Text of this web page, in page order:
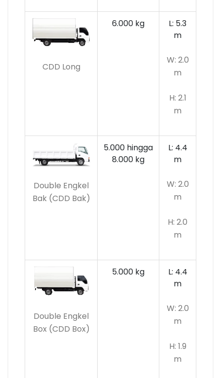
CDD Long
6.000 kg
L: 5.3
m
W: 2.0
m
H: 2.1
m
Double Engkel
Bak (CDD Bak)
5.000 hingga
8.000 kg
L: 4.4
m
W: 2.0
m
H: 2.0
m
Double Engkel
Box (CDD Box)
5.000 kg
L: 4.4
m
W: 2.0
m
H: 1.9
m